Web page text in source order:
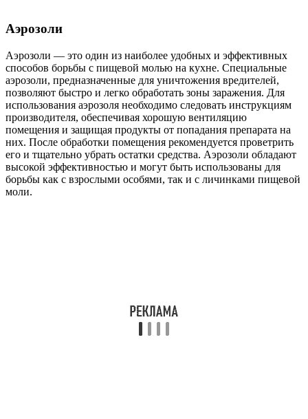
Аэрозоли
Аэрозоли — это один из наиболее удобных и эффективных
способов борьбы с пищевой молью на кухне. Специальные
аэрозоли, предназначенные для уничтожения вредителей,
позволяют быстро и легко обработать зоны заражения. Для
использования аэрозоля необходимо следовать инструкциям
производителя, обеспечивая хорошую вентиляцию
помещения и защищая продукты от попадания препарата на
них. После обработки помещения рекомендуется проветрить
его и тщательно убрать остатки средства. Аэрозоли обладают
высокой эффективностью и могут быть использованы для
борьбы как с взрослыми особями, так и с личинками пищевой
моли.